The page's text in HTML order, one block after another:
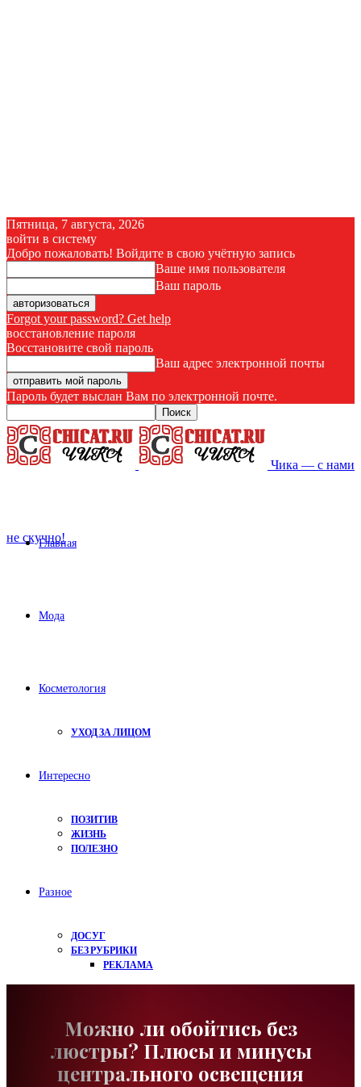
Пятница, 7 августа, 2026
войти в систему
Добро пожаловать! Войдите в свою учётную запись
Ваше имя пользователя
Ваш пароль
Forgot your password? Get help
восстановление пароля
Восстановите свой пароль
Ваш адрес электронной почты
Пароль будет выслан Вам по электронной почте.
Чика — с нами
не скучно!
Главная
Мода
Косметология
УХОД ЗА ЛИЦОМ
Интересно
ПОЗИТИВ
ЖИЗНЬ
ПОЛЕЗНО
Разное
ДОСУГ
БЕЗ РУБРИКИ
РЕКЛАМА
Можно ли обойтись без
люстры? Плюсы и минусы
центрального освещения